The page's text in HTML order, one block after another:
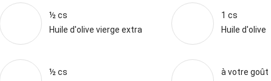
½ cs
Huile d'olive vierge extra
1 cs
Huile d'olive
½ cs
à votre goût